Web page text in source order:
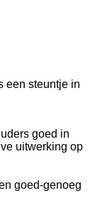
een steuntje in
goed in
uitwerking op
goed-genoeg